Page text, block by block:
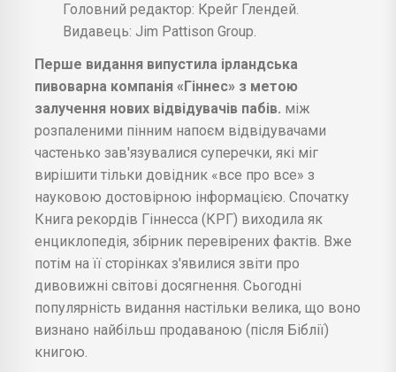
Головний редактор: Крейг Глендей.
Видавець: Jim Pattison Group.
Перше видання випустила ірландська
пивоварна компанія «Гіннес» з метою
залучення нових відвідувачів пабів. між
розпаленими пінним напоєм відвідувачами
частенько зав'язувалися суперечки, які міг
вирішити тільки довідник «все про все» з
науковою достовірною інформацією. Спочатку
Книга рекордів Гіннесса (КРГ) виходила як
енциклопедія, збірник перевірених фактів. Вже
потім на її сторінках з'явилися звіти про
дивовижні світові досягнення. Сьогодні
популярність видання настільки велика, що воно
визнано найбільш продаваною (після Біблії)
книгою.